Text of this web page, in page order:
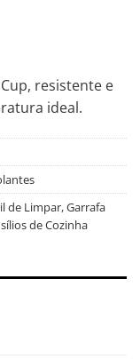
resistente e
ideal.
de Limpar,Garrafa
de Cozinha